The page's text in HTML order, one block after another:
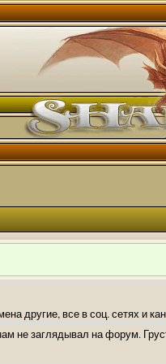
другие, все в соц. сетях и
не заглядывал на форум.